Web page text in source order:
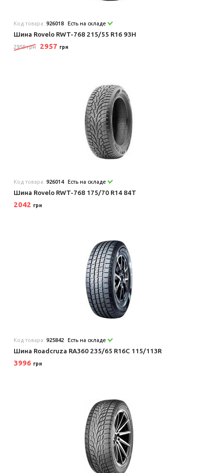
Код товара:926018 Есть на складе
Шина Rovelo RWT-768 215/55 R16 93H
2959 грн 2957 грн
Код товара:926014 Есть на складе
Шина Rovelo RWT-768 175/70 R14 84T
2042 грн
Код товара:925842 Есть на складе
Шина Roadcruza RA360 235/65 R16C 115/113R
3996 грн